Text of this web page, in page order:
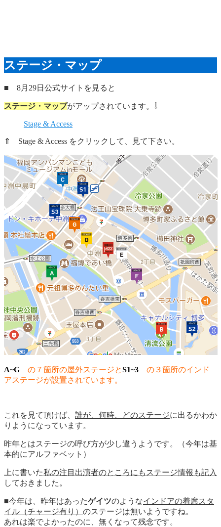
ステージ・マップ
■ 8月29日公式サイトを見ると
ステージ・マップがアップされています。⇩
Stage & Access
⇑ Stage & Access をクリックして、見て下さい。
A~G の７箇所の屋外ステージとS1~3 の３箇所のインド
アステージが設置されています。
これを見て頂けば、 誰が、何時、どのステージに出るかわか
りようになっています。
昨年とはステージの呼び方が少し違うようです。（今年は基
本的にアルファベット）
上に書いた私の注目出演者のところにもステージ情報も記入
しておきました。
■今年は、昨年はあったゲイツのようなインドアの着席スタ
イル（チャージ有り） のステージは無いようですね。
あれは楽でよかったのに、無くなって残念です。